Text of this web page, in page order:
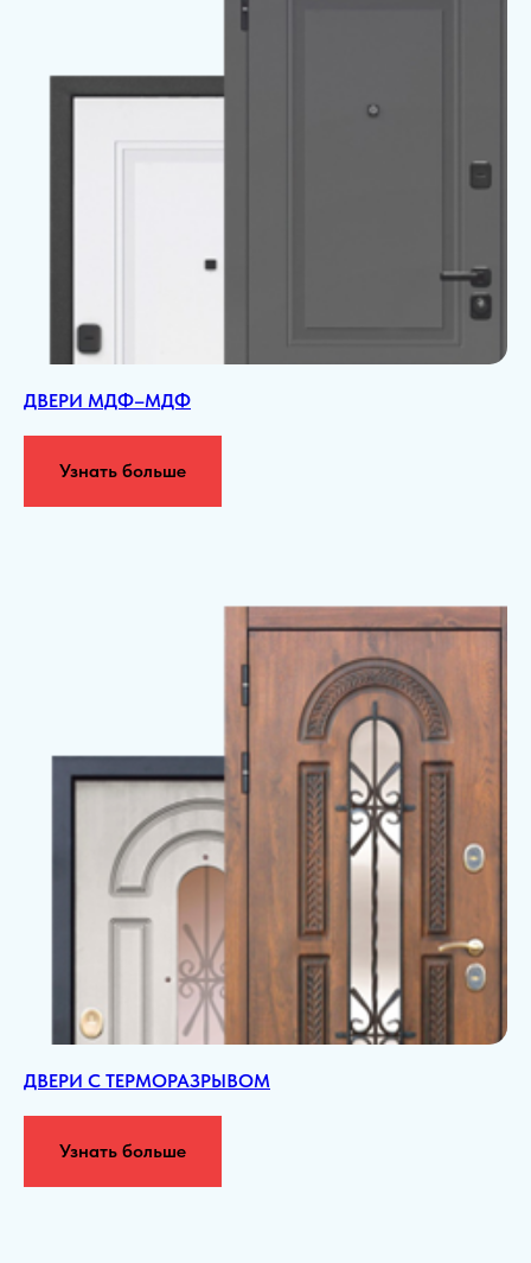
ДВЕРИ МДФ–МДФ
Узнать больше
ДВЕРИ С ТЕРМОРАЗРЫВОМ
Узнать больше